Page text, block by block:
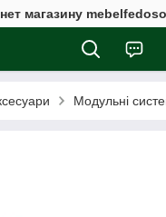
магазину
Модульні